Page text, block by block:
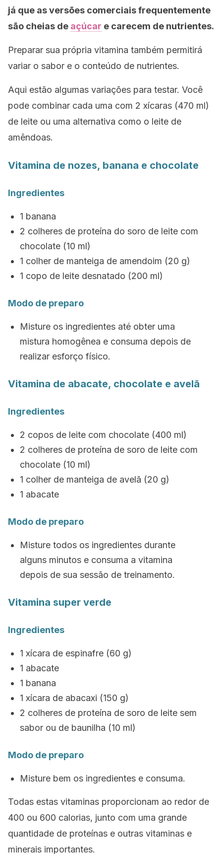
já que as versões comerciais frequentemente
são cheias de açúcar e carecem de nutrientes.
Preparar sua própria vitamina também permitirá
variar o sabor e o conteúdo de nutrientes.
Aqui estão algumas variações para testar. Você
pode combinar cada uma com 2 xícaras (470 ml)
de leite ou uma alternativa como o leite de
amêndoas.
Vitamina de nozes, banana e chocolate
Ingredientes
1 banana
2 colheres de proteína do soro de leite com
chocolate (10 ml)
1 colher de manteiga de amendoim (20 g)
1 copo de leite desnatado (200 ml)
Modo de preparo
Misture os ingredientes até obter uma
mistura homogênea e consuma depois de
realizar esforço físico.
Vitamina de abacate, chocolate e avelã
Ingredientes
2 copos de leite com chocolate (400 ml)
2 colheres de proteína de soro de leite com
chocolate (10 ml)
1 colher de manteiga de avelã (20 g)
1 abacate
Modo de preparo
Misture todos os ingredientes durante
alguns minutos e consuma a vitamina
depois de sua sessão de treinamento.
Vitamina super verde
Ingredientes
1 xícara de espinafre (60 g)
1 abacate
1 banana
1 xícara de abacaxi (150 g)
2 colheres de proteína de soro de leite sem
sabor ou de baunilha (10 ml)
Modo de preparo
Misture bem os ingredientes e consuma.
Todas estas vitaminas proporcionam ao redor de
400 ou 600 calorias, junto com uma grande
quantidade de proteínas e outras vitaminas e
minerais importantes.